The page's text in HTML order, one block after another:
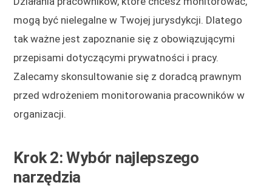
mogą być nielegalne w Twojej jurysdykcji. Dlatego
tak ważne jest zapoznanie się z obowiązującymi
przepisami dotyczącymi prywatności i pracy.
Zalecamy skonsultowanie się z doradcą prawnym
przed wdrożeniem monitorowania pracowników w
organizacji.
Krok 2: Wybór najlepszego
narzędzia